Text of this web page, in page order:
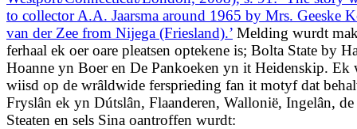
to collector A.A. Jaarsma around 1965 by Mrs. Geeske
van der Zee from Nijega (Friesland).’ Melding wurdt
ferhaal ek oer oare pleatsen optekene is; Bolta State by
Hoanne yn Boer en De Pankoeken yn it Heidenskip. Ek
wiisd op de wrâldwide fersprieding fan it motyf dat
Fryslân ek yn Dútslân, Flaanderen, Wallonië, Ingelân, de
Steaten en sels Sina oantroffen wurdt: